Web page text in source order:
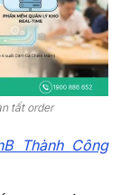
tất order
Thành Công